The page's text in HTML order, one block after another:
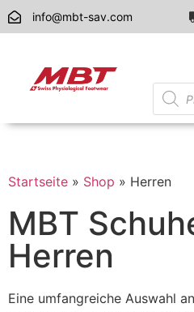
info@mbt-sav.com
Startseite » Shop » Herren
MBT
Herren
Eine umfangreiche Auswahl